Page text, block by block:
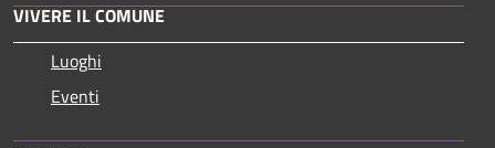
VIVERE IL COMUNE
Luoghi
Eventi